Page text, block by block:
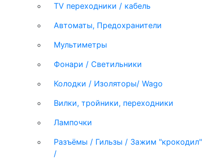
TV переходники / кабель
Автоматы, Предохранители
Мультиметры
Фонари / Светильники
Колодки / Изоляторы/ Wago
Вилки, тройники, переходники
Лампочки
Разъёмы / Гильзы / Зажим "крокодил"
/